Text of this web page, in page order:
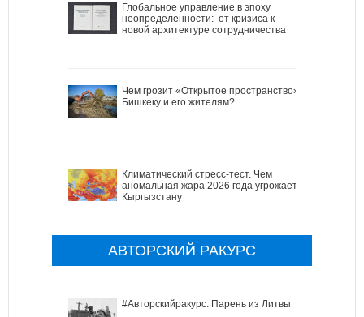
Глобальное управление в эпоху
неопределенности: от кризиса к
новой архитектуре сотрудничества
Чем грозит «Открытое пространство»
Бишкеку и его жителям?
Климатический стресс-тест. Чем
аномальная жара 2026 года угрожает
Кыргызстану
АВТОРСКИЙ РАКУРС
#Авторскийракурс. Парень из Литвы